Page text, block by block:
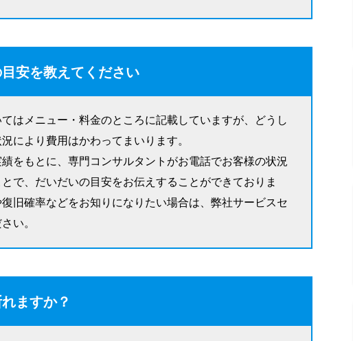
安を教えてください
はメニュー・料金のところに記載していますが、どうし
により費用はかわってまいります。
をもとに、専門コンサルタントがお電話でお客様の状況
で、だいだいの目安をお伝えすることができておりま
旧確率などをお知りになりたい場合は、弊社サービスセ
い。
ますか？